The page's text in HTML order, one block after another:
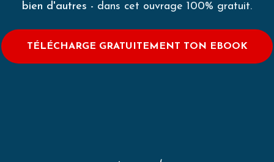
bien d'autres - dans cet ouvrage 100% gratuit.
TÉLÉCHARGE GRATUITEMENT TON EBOOK